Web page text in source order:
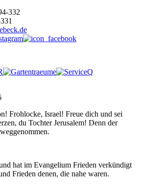
332
Frohlocke, Israel! Freue dich und sei
du Tochter Jerusalem! Denn der
hat im Evangelium Frieden verkündigt
Frieden denen, die nahe waren.